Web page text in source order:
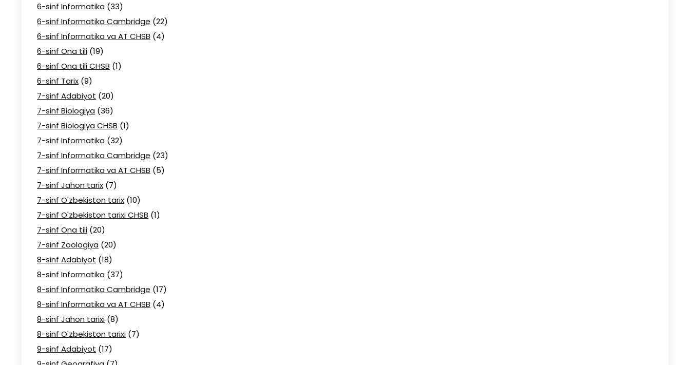
6-sinf Informatika (33)
6-sinf Informatika Cambridge (22)
6-sinf Informatika va AT CHSB (4)
6-sinf Ona tili (19)
6-sinf Ona tili CHSB (1)
6-sinf Tarix (9)
7-sinf Adabiyot (20)
7-sinf Biologiya (36)
7-sinf Biologiya CHSB (1)
7-sinf Informatika (32)
7-sinf Informatika Cambridge (23)
7-sinf Informatika va AT CHSB (5)
7-sinf Jahon tarix (7)
7-sinf O'zbekiston tarix (10)
7-sinf O'zbekiston tarixi CHSB (1)
7-sinf Ona tili (20)
7-sinf Zoologiya (20)
8-sinf Adabiyot (18)
8-sinf Informatika (37)
8-sinf Informatika Cambridge (17)
8-sinf Informatika va AT CHSB (4)
8-sinf Jahon tarixi (8)
8-sinf O'zbekiston tarixi (7)
9-sinf Adabiyot (17)